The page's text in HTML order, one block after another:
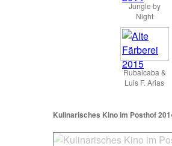
Jungle by
Night
Rubalcaba &
Luis F. Arias
Kulinarisches Kino im Posthof